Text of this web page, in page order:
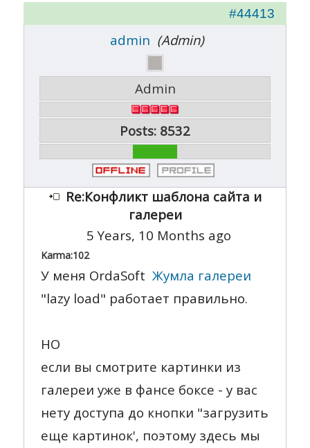
#44413
admin (Admin)
Admin
Posts: 8532
Re:Конфликт шаблона сайта и
галереи
5 Years, 10 Months ago
Karma:102
У меня OrdaSoft Жумла галереи
"lazy load" работает правильно.
НО
если вы смотрите картинки из
галереи уже в фансе боксе - у вас
нету доступа до кнопки "загрузить
еще картинок', поэтому здесь мы